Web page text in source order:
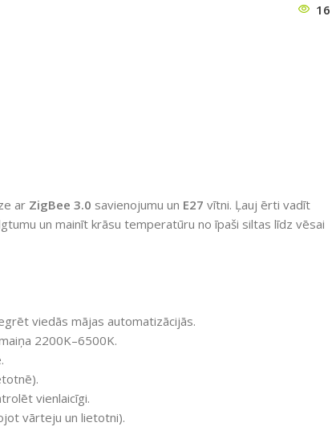
16
ar ZigBee 3.0 savienojumu un E27 vītni. Ļauj ērti vadīt
un mainīt krāsu temperatūru no īpaši siltas līdz vēsai
viedās mājas automatizācijās.
2200K–6500K.
vienlaicīgi.
vārteju un lietotni).